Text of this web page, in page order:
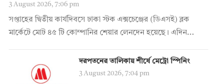
3 August 2026, 7:06 pm
সপ্তাহের দ্বিতীয় কার্যদিবসে ঢাকা স্টক এক্সচেঞ্জের (ডিএসই) ব্লক
মার্কেটে মোট ৪৫ টি কোম্পানির শেয়ার লেনদেন হয়েছে। এদিন...
দরপতনের তালিকায় শীর্ষে মেট্রো স্পিনিং
3 August 2026, 7:04 pm